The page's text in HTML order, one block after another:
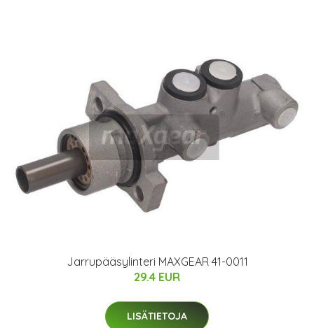
Jarrupääsylinteri MAXGEAR 41-0011
29.4 EUR
LISÄTIETOJA